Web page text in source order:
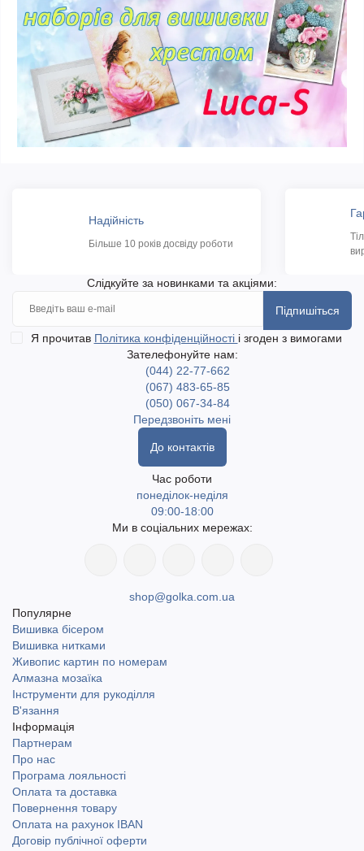
Надійність
Більше 10 років досвіду роботи
Слідкуйте за новинками та акціями:
Підпишіться
Я прочитав Політика конфіденційності і згоден з вимогами
Зателефонуйте нам:
(044) 22-77-662
(067) 483-65-85
(050) 067-34-84
Передзвоніть мені
До контактів
Час роботи
понеділок-неділя
09:00-18:00
Ми в соціальних мережах:
shop@golka.com.ua
Популярне
Вишивка бісером
Вишивка нитками
Живопис картин по номерам
Алмазна мозаїка
Інструменти для рукоділля
В'язання
Інформація
Партнерам
Про нас
Програма лояльності
Оплата та доставка
Повернення товару
Оплата на рахунок IBAN
Договір публічної оферти